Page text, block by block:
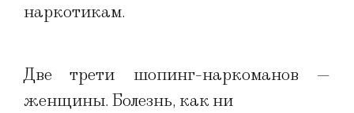
наркотикам.
Две трети шопинг-наркоманов —
женщины. Болезнь, как ни